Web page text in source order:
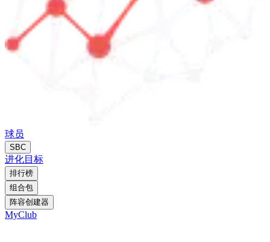
球员
SBC
进化目标
排行榜
组合包
阵容创建器
MyClub